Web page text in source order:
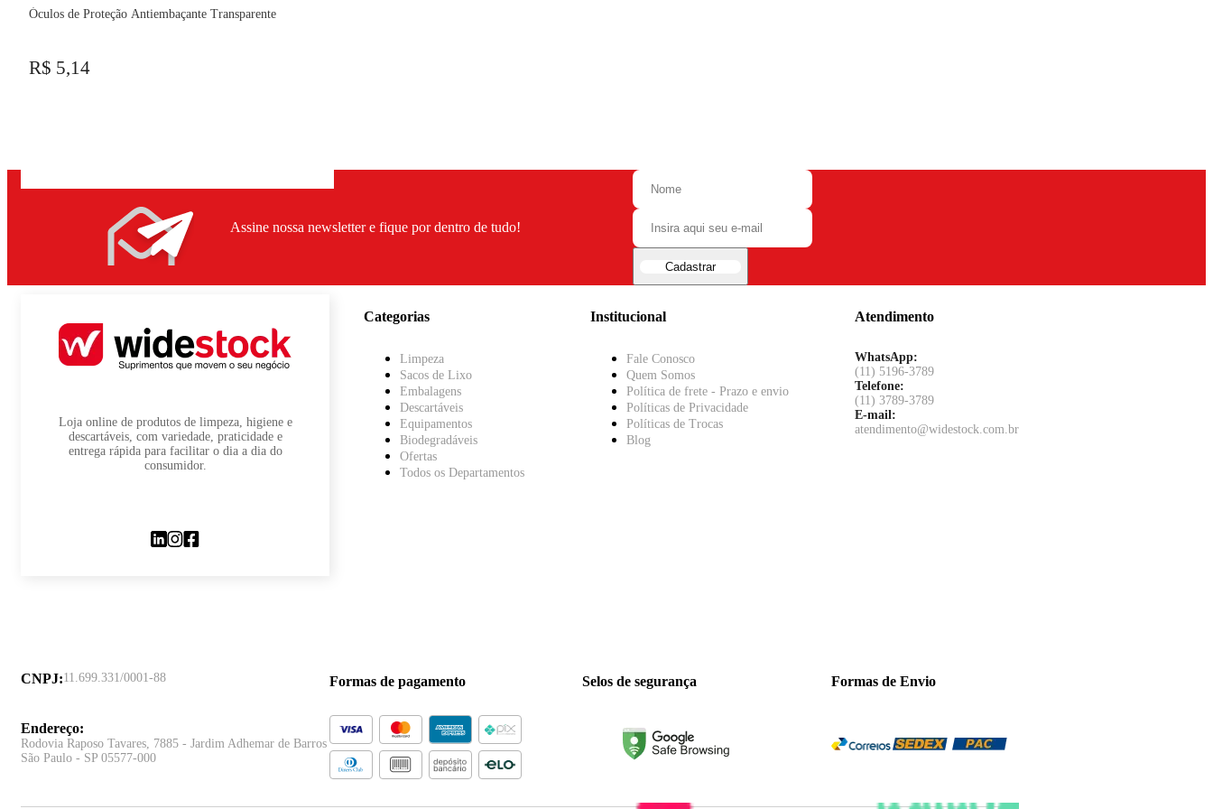
Óculos de Proteção Antiembaçante Transparente
R$ 5,14
Assine nossa newsletter e fique por dentro de tudo!
Cadastrar
Loja online de produtos de limpeza, higiene e
descartáveis, com variedade, praticidade e
entrega rápida para facilitar o dia a dia do
consumidor.
Categorias
Limpeza
Sacos de Lixo
Embalagens
Descartáveis
Equipamentos
Biodegradáveis
Ofertas
Todos os Departamentos
Institucional
Fale Conosco
Quem Somos
Política de frete - Prazo e envio
Políticas de Privacidade
Políticas de Trocas
Blog
Atendimento
WhatsApp:
(11) 5196-3789
Telefone:
(11) 3789-3789
E-mail:
atendimento@widestock.com.br
CNPJ:11.699.331/0001-88
Endereço:
Rodovia Raposo Tavares, 7885 - Jardim Adhemar de Barros
São Paulo - SP 05577-000
Formas de pagamento Selos de segurança Formas de Envio